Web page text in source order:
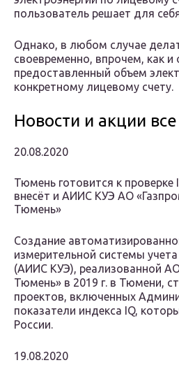
пользователь решает для
Однако, в любом случае
своевременно, впрочем, как и
предоставленный объем
конкретному лицевому счету.
Новости и акции
20.08.2020
Тюмень готовится к
внесёт и АИИС КУЭ АО
Тюмень»
Создание
измерительной системы учета
(АИИС КУЭ), реализованной
Тюмень» в 2019 г. в Тюмени,
проектов, включенных
показатели индекса IQ,
России.
19.08.2020